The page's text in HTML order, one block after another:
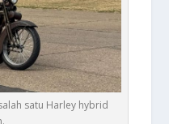
satu Harley hybrid